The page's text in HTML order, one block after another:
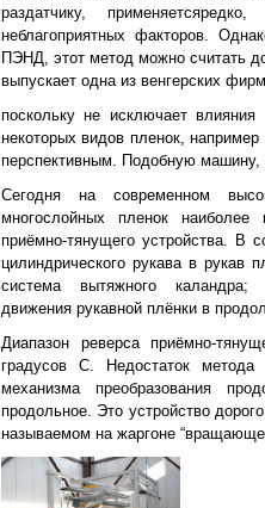
раздатчику,
неблагоприятных факторов.
ПЭНД, этот метод можно считать
выпускает одна из венгерских
поскольку не исключает
некоторых видов пленок,
перспективным. Подобную машину,
Сегодня на современном
многослойных пленок наиболее
приёмно-тянущего устройства. В
цилиндрического рукава в
система вытяжного каландра;
движения рукавной плёнки в
Диапазон реверса приёмно-
градусов C. Недостаток метода
механизма преобразования
продольное. Это устройство
называемом на жаргоне